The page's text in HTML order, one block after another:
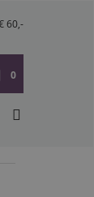
60,-
0